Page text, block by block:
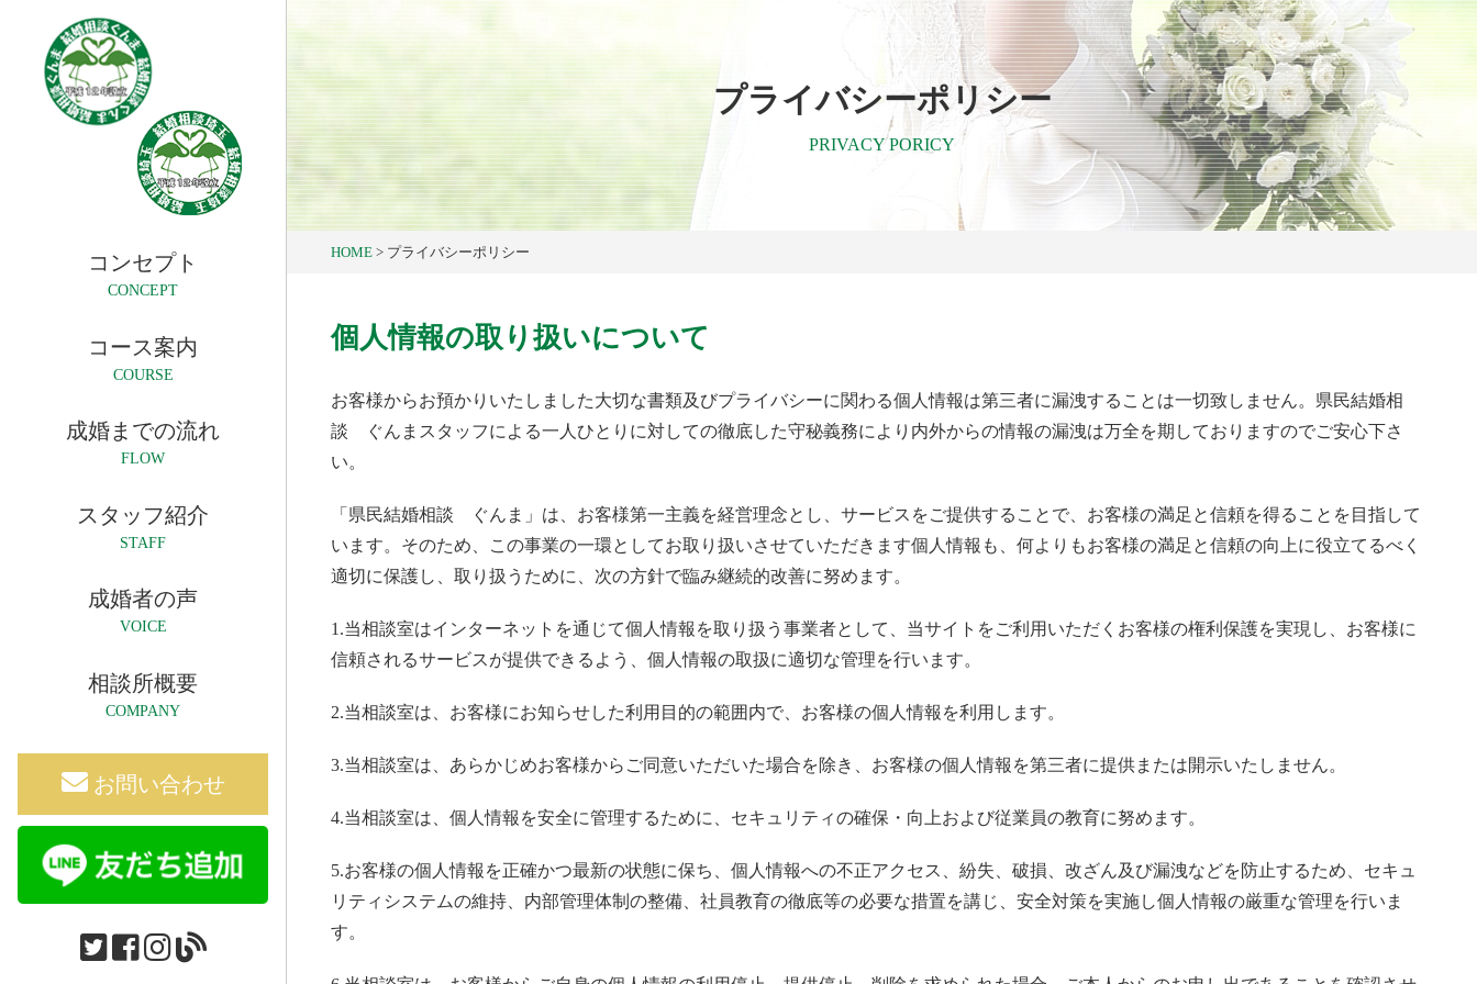
コンセプト
CONCEPT
コース案内
COURSE
成婚までの流れ
FLOW
スタッフ紹介
STAFF
成婚者の声
VOICE
相談所概要
COMPANY
お問い合わせ
プライバシーポリシー
PRIVACY PORICY
HOME > プライバシーポリシー
個人情報の取り扱いについて
お客様からお預かりいたしました大切な書類及びプライバシーに関わる個人情報は第三者に漏洩することは一切致しません。県民結婚相
談 ぐんまスタッフによる一人ひとりに対しての徹底した守秘義務により内外からの情報の漏洩は万全を期しておりますのでご安心下さ
い。
「県民結婚相談 ぐんま」は、お客様第一主義を経営理念とし、サービスをご提供することで、お客様の満足と信頼を得ることを目指して
います。そのため、この事業の一環としてお取り扱いさせていただきます個人情報も、何よりもお客様の満足と信頼の向上に役立てるべく
適切に保護し、取り扱うために、次の方針で臨み継続的改善に努めます。
1.当相談室はインターネットを通じて個人情報を取り扱う事業者として、当サイトをご利用いただくお客様の権利保護を実現し、お客様に
信頼されるサービスが提供できるよう、個人情報の取扱に適切な管理を行います。
2.当相談室は、お客様にお知らせした利用目的の範囲内で、お客様の個人情報を利用します。
3.当相談室は、あらかじめお客様からご同意いただいた場合を除き、お客様の個人情報を第三者に提供または開示いたしません。
4.当相談室は、個人情報を安全に管理するために、セキュリティの確保・向上および従業員の教育に努めます。
5.お客様の個人情報を正確かつ最新の状態に保ち、個人情報への不正アクセス、紛失、破損、改ざん及び漏洩などを防止するため、セキュ
リティシステムの維持、内部管理体制の整備、社員教育の徹底等の必要な措置を講じ、安全対策を実施し個人情報の厳重な管理を行いま
す。